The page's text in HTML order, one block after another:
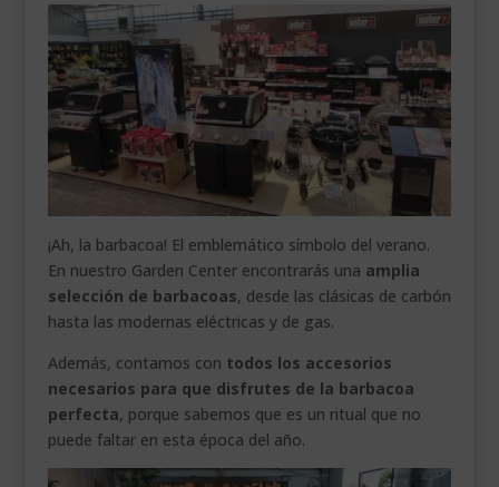
¡Ah, la barbacoa! El emblemático símbolo del verano.
En nuestro Garden Center encontrarás una amplia
selección de barbacoas, desde las clásicas de carbón
hasta las modernas eléctricas y de gas.
Además, contamos con todos los accesorios
necesarios para que disfrutes de la barbacoa
perfecta, porque sabemos que es un ritual que no
puede faltar en esta época del año.